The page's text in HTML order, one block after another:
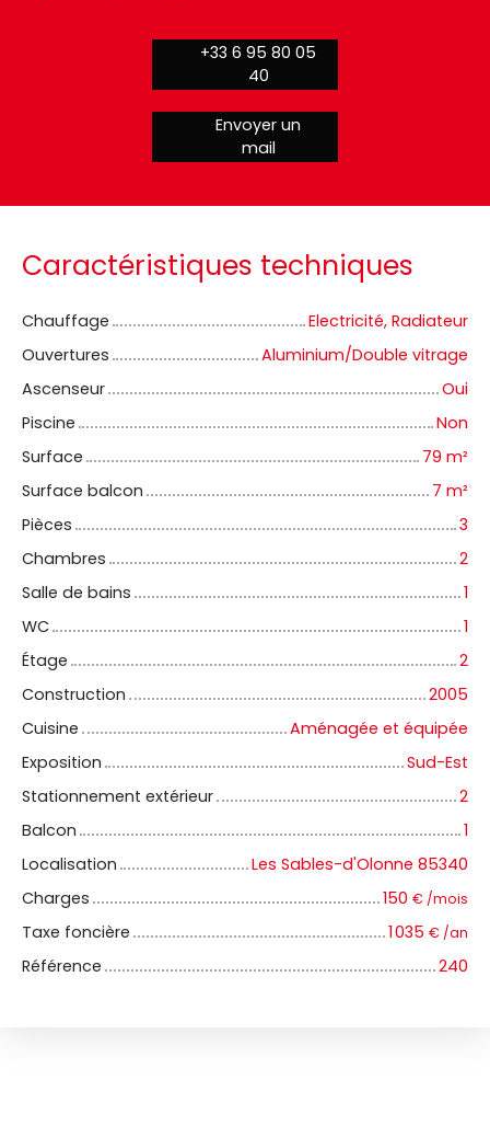
+33 6 95 80 05
40
Envoyer un
mail
Caractéristiques techniques
Chauffage
Electricité, Radiateur
Ouvertures
Aluminium/Double vitrage
Ascenseur
Oui
Piscine
Non
Surface
79 m²
Surface balcon
7 m²
Pièces
3
Chambres
2
Salle de bains
1
WC
1
Étage
2
Construction
2005
Cuisine
Aménagée et équipée
Exposition
Sud-Est
Stationnement extérieur
2
Balcon
1
Localisation
Les Sables-d'Olonne 85340
Charges
150 € /mois
Taxe foncière 1 035 € /an
Référence 240